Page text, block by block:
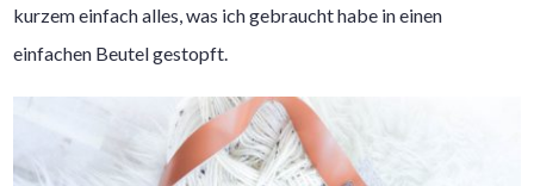
kurzem einfach alles, was ich gebraucht habe in einen
einfachen Beutel gestopft.